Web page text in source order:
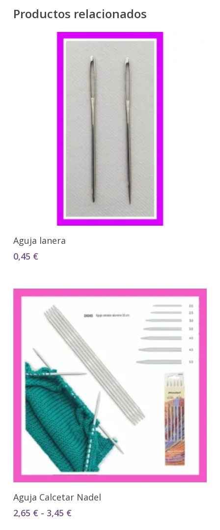
Productos relacionados
Aguja lanera
0,45 €
Seleccionar Opciones
Aguja Calcetar Nadel
2,65 € - 3,45 €Rango